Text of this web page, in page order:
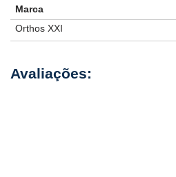
Marca
Orthos XXI